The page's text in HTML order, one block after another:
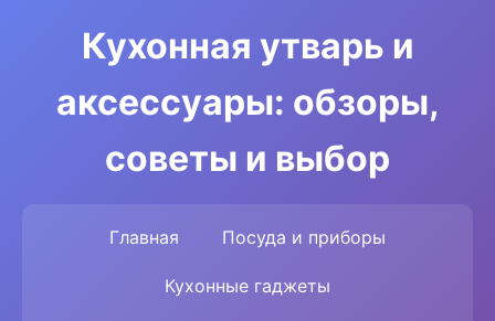
Кухонная утварь и
аксессуары: обзоры,
советы и выбор
Главная Посуда и приборы
Кухонные гаджеты